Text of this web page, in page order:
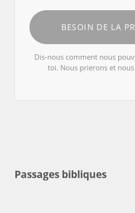
BESOIN DE LA
Dis-nous comment nous
toi. Nous prierons et
Passages bibliques